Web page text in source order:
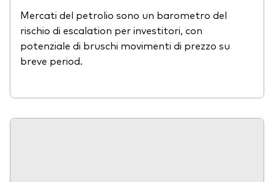
Mercati del petrolio sono un barometro del
rischio di escalation per investitori, con
potenziale di bruschi movimenti di prezzo su
breve period.